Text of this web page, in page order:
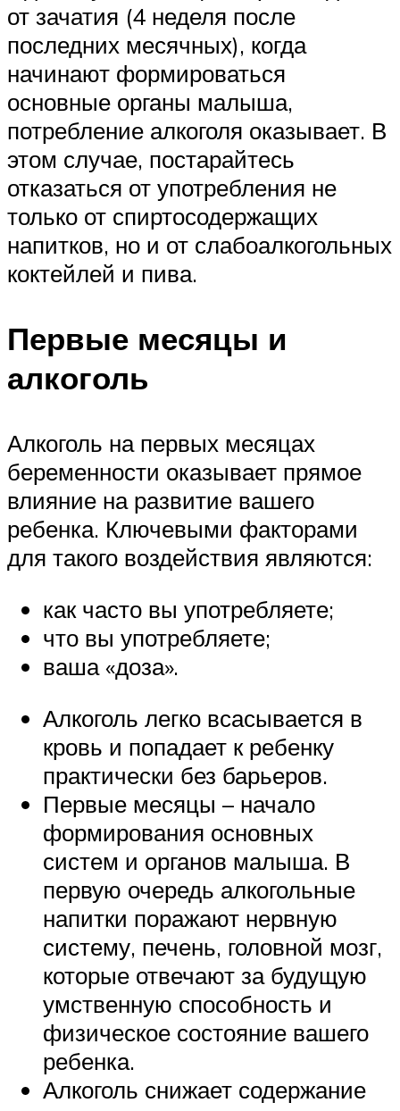
от зачатия (4 неделя после
последних месячных), когда
начинают формироваться
основные органы малыша,
потребление алкоголя оказывает. В
этом случае, постарайтесь
отказаться от употребления не
только от спиртосодержащих
напитков, но и от слабоалкогольных
коктейлей и пива.
Первые месяцы и
алкоголь
Алкоголь на первых месяцах
беременности оказывает прямое
влияние на развитие вашего
ребенка. Ключевыми факторами
для такого воздействия являются:
как часто вы употребляете;
что вы употребляете;
ваша «доза».
Алкоголь легко всасывается в
кровь и попадает к ребенку
практически без барьеров.
Первые месяцы – начало
формирования основных
систем и органов малыша. В
первую очередь алкогольные
напитки поражают нервную
систему, печень, головной мозг,
которые отвечают за будущую
умственную способность и
физическое состояние вашего
ребенка.
Алкоголь снижает содержание